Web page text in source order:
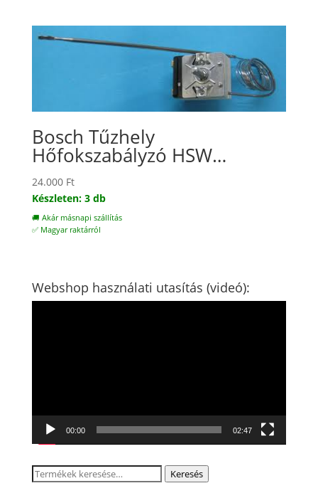
Bosch Tűzhely
Hőfokszabályzó HSW…
24.000 Ft
Készleten: 3 db
🚚 Akár másnapi szállítás
✅ Magyar raktárról
Webshop használati utasítás (videó):
00:00 02:47
Keresés
Keresés